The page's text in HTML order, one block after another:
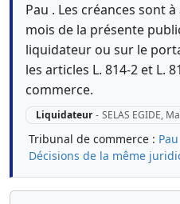
Pau . Les créances sont
mois de la présente
liquidateur ou sur le
les articles L. 814-2 et L.
commerce.
Liquidateur - SELAS EGIDE,
Tribunal de commerce : Pau
Décisions de la même